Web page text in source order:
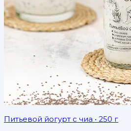
Питьевой йогурт с чиа • 250 г